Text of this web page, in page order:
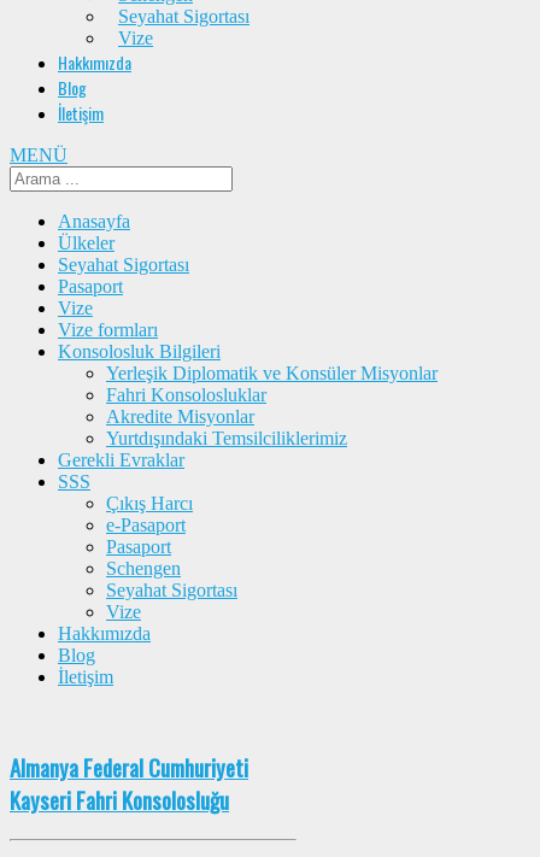
Seyahat Sigortası
Vize
Hakkımızda
Blog
İletişim
MENÜ
Anasayfa
Ülkeler
Seyahat Sigortası
Pasaport
Vize
Vize formları
Konsolosluk Bilgileri
Yerleşik Diplomatik ve Konsüler Misyonlar
Fahri Konsolosluklar
Akredite Misyonlar
Yurtdışındaki Temsilciliklerimiz
Gerekli Evraklar
SSS
Çıkış Harcı
e-Pasaport
Pasaport
Schengen
Seyahat Sigortası
Vize
Hakkımızda
Blog
İletişim
Almanya Federal Cumhuriyeti
Kayseri Fahri Konsolosluğu